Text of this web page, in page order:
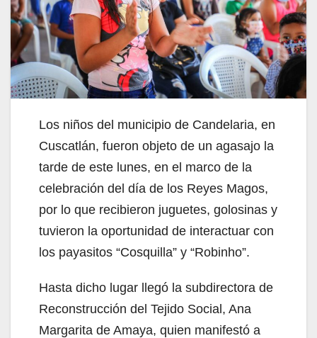
Los niños del municipio de Candelaria, en
Cuscatlán, fueron objeto de un agasajo la
tarde de este lunes, en el marco de la
celebración del día de los Reyes Magos,
por lo que recibieron juguetes, golosinas y
tuvieron la oportunidad de interactuar con
los payasitos “Cosquilla” y “Robinho”.
Hasta dicho lugar llegó la subdirectora de
Reconstrucción del Tejido Social, Ana
Margarita de Amaya, quien manifestó a